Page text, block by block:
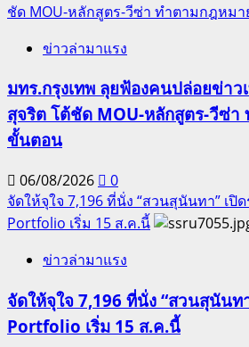
ชัด MOU-หลักสูตร-วีซ่า ทำตามกฎหม
ข่าวล่ามาแรง
มทร.กรุงเทพ ลุยฟ้องคนปล่อยข่า
สุจริต โต้ชัด MOU-หลักสูตร-วีซ่
ขั้นตอน
06/08/2026
0
จัดให้จุใจ 7,196 ที่นั่ง “สวนสุนันทา” เปิ
Portfolio เริ่ม 15 ส.ค.นี้
ข่าวล่ามาแรง
จัดให้จุใจ 7,196 ที่นั่ง “สวนสุนันท
Portfolio เริ่ม 15 ส.ค.นี้